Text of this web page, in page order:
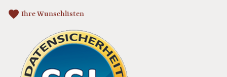
favorite Ihre Wunschlisten